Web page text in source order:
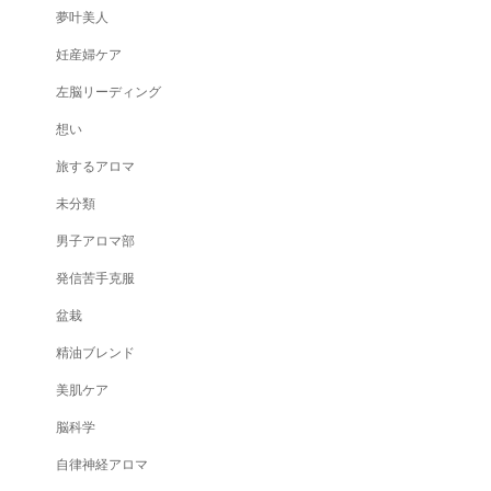
夢叶美人
妊産婦ケア
左脳リーディング
想い
旅するアロマ
未分類
男子アロマ部
発信苦手克服
盆栽
精油ブレンド
美肌ケア
脳科学
自律神経アロマ